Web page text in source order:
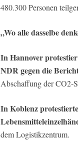
480.300 Personen
„Wo alle dasselbe
In Hannover
NDR gegen die
Abschaffung der CO2-
In Koblenz
dem Logistikzentrum.